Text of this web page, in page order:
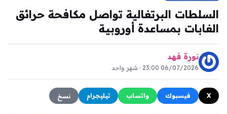
السلطات البرتغالية تواصل مكافحة حرائق
الغابات بمساعدة أوروبية
نورة فهد
06/07/2026 23:00 · شهر واحد
X فيسبوك واتساب تيليجرام نسخ